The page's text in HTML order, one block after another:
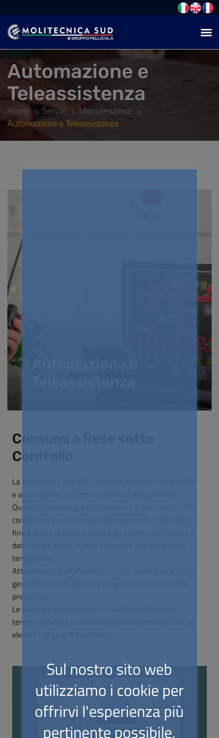
Automazione e
Teleassistenza
Home Servizi
Manutenzione
Automazione e Teleassistenza
Consumi e Rese sotto
Controllo
La Molitecnica Sud offre soluzioni avanzate di controllo
e automazione per impianti molitori e macchinari.
Questo è possibile grazie a sistemi e quadri elettrici che
controllano e gestiscono autonomamente l’impianto. Il
fine è quello di supervisionare gli impianti controllare i
dati di produzione, le rese, i consumi e le giacenze in
tempo reale.
Attraverso le piattaforme per la tele assistenza e la tele
gestione è inoltre possibile eseguire la manutenzione
preventiva.
Le soluzioni garantiscono un risultato ottimale in
termini di facilità d’uso ed un’efficacia operativa con un
elevato margine di sicurezza.
Sul nostro sito web
utilizziamo i cookie per
offrirvi l'esperienza più
pertinente possibile,